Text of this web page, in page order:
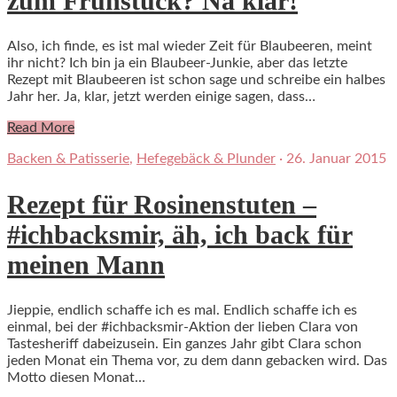
Also, ich finde, es ist mal wieder Zeit für Blaubeeren, meint
ihr nicht? Ich bin ja ein Blaubeer-Junkie, aber das letzte
Rezept mit Blaubeeren ist schon sage und schreibe ein halbes
Jahr her. Ja, klar, jetzt werden einige sagen, dass…
Read More
Backen & Patisserie, Hefegebäck & Plunder · 26. Januar 2015
Rezept für Rosinenstuten –
#ichbacksmir, äh, ich back für
meinen Mann
Jieppie, endlich schaffe ich es mal. Endlich schaffe ich es
einmal, bei der #ichbacksmir-Aktion der lieben Clara von
Tastesheriff dabeizusein. Ein ganzes Jahr gibt Clara schon
jeden Monat ein Thema vor, zu dem dann gebacken wird. Das
Motto diesen Monat…